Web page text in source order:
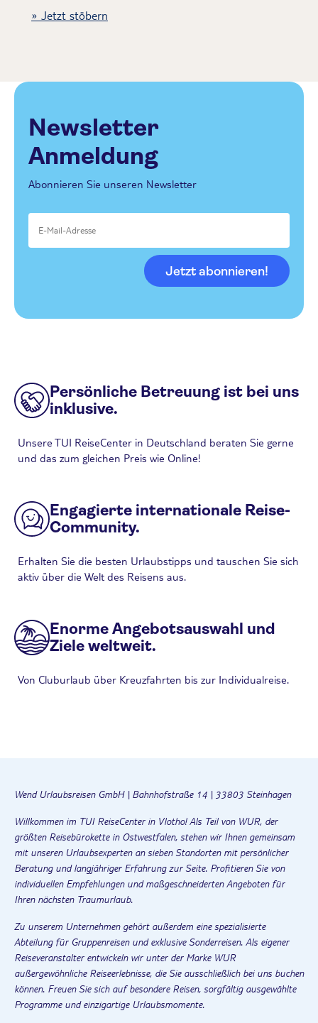
Jetzt stöbern
Newsletter
Anmeldung
Abonnieren Sie unseren Newsletter
Jetzt abonnieren!
Persönliche Betreuung ist bei uns
inklusive.
Unsere TUI ReiseCenter in Deutschland beraten Sie gerne
und das zum gleichen Preis wie Online!
Engagierte internationale Reise-
Community.
Erhalten Sie die besten Urlaubstipps und tauschen Sie sich
aktiv über die Welt des Reisens aus.
Enorme Angebotsauswahl und
Ziele weltweit.
Von Cluburlaub über Kreuzfahrten bis zur Individualreise.
Wend Urlaubsreisen GmbH | Bahnhofstraße 14 | 33803 Steinhagen
Willkommen im TUI ReiseCenter in Vlotho! Als Teil von WUR, der
größten Reisebürokette in Ostwestfalen, stehen wir Ihnen gemeinsam
mit unseren Urlaubsexperten an sieben Standorten mit persönlicher
Beratung und langjähriger Erfahrung zur Seite. Profitieren Sie von
individuellen Empfehlungen und maßgeschneiderten Angeboten für
Ihren nächsten Traumurlaub.
Zu unserem Unternehmen gehört außerdem eine spezialisierte
Abteilung für Gruppenreisen und exklusive Sonderreisen. Als eigener
Reiseveranstalter entwickeln wir unter der Marke WUR
außergewöhnliche Reiseerlebnisse, die Sie ausschließlich bei uns buchen
können. Freuen Sie sich auf besondere Reisen, sorgfältig ausgewählte
Programme und einzigartige Urlaubsmomente.